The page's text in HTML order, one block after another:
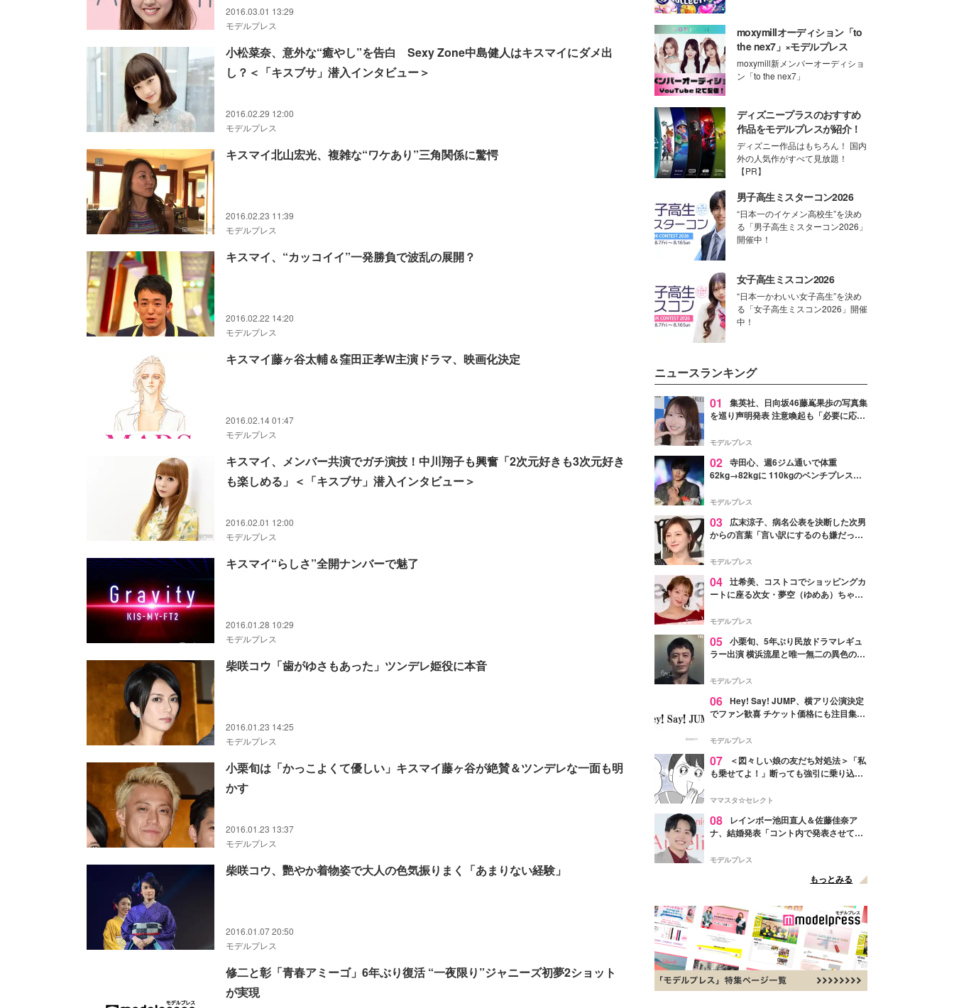
2016.03.01 13:29
モデルプレス
小松菜奈、意外な“癒やし”を告白 Sexy Zone中島健人はキスマイにダメ出
し？＜「キスブサ」潜入インタビュー＞
2016.02.29 12:00
モデルプレス
キスマイ北山宏光、複雑な“ワケあり”三角関係に驚愕
2016.02.23 11:39
モデルプレス
キスマイ、“カッコイイ”一発勝負で波乱の展開？
2016.02.22 14:20
モデルプレス
キスマイ藤ヶ谷太輔＆窪田正孝W主演ドラマ、映画化決定
2016.02.14 01:47
モデルプレス
キスマイ、メンバー共演でガチ演技！中川翔子も興奮「2次元好きも3次元好き
も楽しめる」＜「キスブサ」潜入インタビュー＞
2016.02.01 12:00
モデルプレス
キスマイ“らしさ”全開ナンバーで魅了
2016.01.28 10:29
モデルプレス
柴咲コウ「歯がゆさもあった」ツンデレ姫役に本音
2016.01.23 14:25
モデルプレス
小栗旬は「かっこよくて優しい」キスマイ藤ヶ谷が絶賛＆ツンデレな一面も明
かす
2016.01.23 13:37
モデルプレス
柴咲コウ、艷やか着物姿で大人の色気振りまく「あまりない経験」
2016.01.07 20:50
モデルプレス
修二と彰「青春アミーゴ」6年ぶり復活 “一夜限り”ジャニーズ初夢2ショット
が実現
moxymillオーディション「to
the nex7」×モデルプレス
moxymill新メンバーオーディショ
ン「to the nex7」
ディズニープラスのおすすめ
作品をモデルプレスが紹介！
ディズニー作品はもちろん！ 国内
外の人気作がすべて見放題！
【PR】
男子高生ミスターコン2026
“日本一のイケメン高校生”を決め
る「男子高生ミスターコン2026」
開催中！
女子高生ミスコン2026
“日本一かわいい女子高生”を決め
る「女子高生ミスコン2026」開催
中！
ニュースランキング
01
集英社、日向坂46藤嶌果歩の写真集
を巡り声明発表 注意喚起も「必要に応じ
モデルプレス
02 寺田心、週6ジム通いで体重
62kg→82kgに 110kgのベンチプレス持
「かっこいい」と反響
モデルプレス
03
広末涼子、病名公表を決断した次男
からの言葉「言い訳にするのも嫌だっ
モデルプレス
04 辻希美、コストコでショッピングカ
ートに座る次女・夢空（ゆめあ）ちゃん
ぎ」「成長を感じる」の声
モデルプレス
05 小栗旬、5年ぶり民放ドラマレギュ
ラー出演 横浜流星と唯一無二の異色のバ
モデルプレス
06 Hey! Say! JUMP、横アリ公演決定
でファン歓喜 チケット価格にも注目集ま
モデルプレス
07
＜図々しい娘の友だち対処法＞「私
も乗せてよ！」断っても強引に乗り込ん
ママスタ☆セレクト
08
レインボー池田直人＆佐藤佳奈ア
ナ、結婚発表「コント内で発表させてい
点変更のため
モデルプレス
もっとみる